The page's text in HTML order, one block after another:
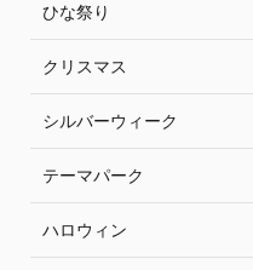
ひな祭り
クリスマス
シルバーウィーク
テーマパーク
ハロウィン